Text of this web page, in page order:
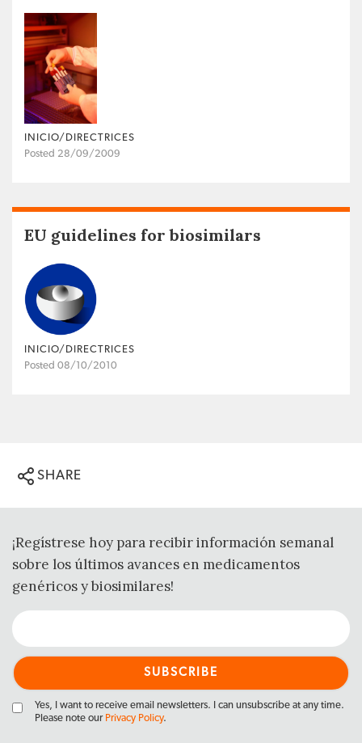
INICIO/DIRECTRICES
Posted 28/09/2009
EU guidelines for biosimilars
INICIO/DIRECTRICES
Posted 08/10/2010
SHARE
¡Regístrese hoy para recibir información semanal
sobre los últimos avances en medicamentos
genéricos y biosimilares!
Yes, I want to receive email newsletters. I can unsubscribe at any time.
Please note our Privacy Policy.